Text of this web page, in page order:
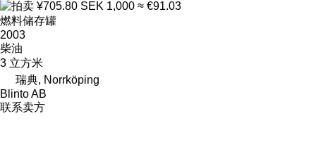
¥705.80 SEK 1,000 ≈ €91.03
燃料储存罐
2003
柴油
3 立方米
瑞典, Norrköping
Blinto AB
联系卖方